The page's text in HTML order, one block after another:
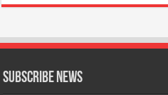
Subscribe News